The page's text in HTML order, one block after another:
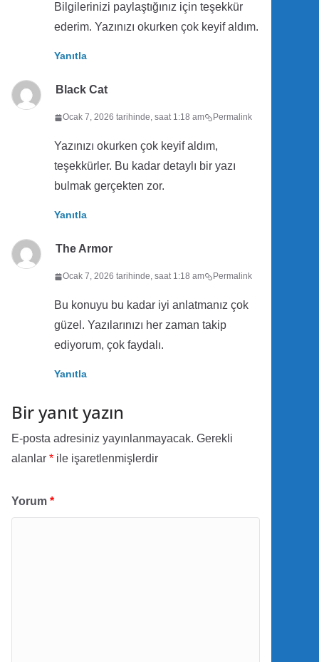
Bilgilerinizi paylaştığınız için teşekkür
ederim. Yazınızı okurken çok keyif aldım.
Yanıtla
Black Cat
Ocak 7, 2026 tarihinde, saat 1:18 am Permalink
Yazınızı okurken çok keyif aldım,
teşekkürler. Bu kadar detaylı bir yazı
bulmak gerçekten zor.
Yanıtla
The Armor
Ocak 7, 2026 tarihinde, saat 1:18 am Permalink
Bu konuyu bu kadar iyi anlatmanız çok
güzel. Yazılarınızı her zaman takip
ediyorum, çok faydalı.
Yanıtla
Bir yanıt yazın
E-posta adresiniz yayınlanmayacak. Gerekli
alanlar * ile işaretlenmişlerdir
Yorum *